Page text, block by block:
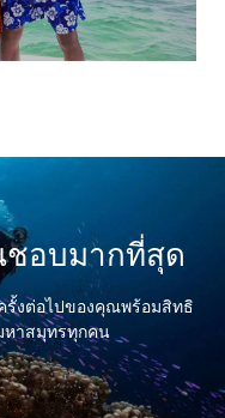
อบมากที่สุด
งต่อไปของคุณพร้อมสิทธิ
าสมุทรทุกคน